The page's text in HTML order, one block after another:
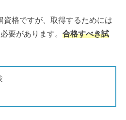
資格ですが、取得するためには
要があります。 合格すべき試